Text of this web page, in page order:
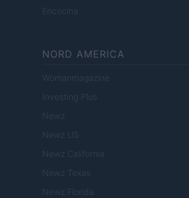
Encocina
NORD AMERICA
Womanmagazine
Investing Plus
Newz
Newz US
Newz California
Newz Texas
Newz Florida